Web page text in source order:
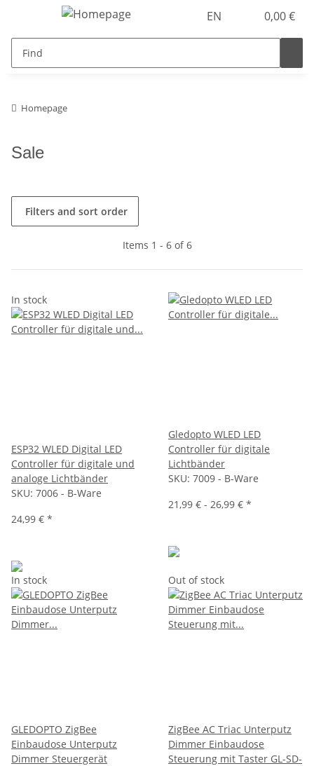
EN 0,00 €
Homepage
Sale
Filters and sort order
Items 1 - 6 of 6
In stock
ESP32 WLED Digital LED
Controller für digitale und
analoge Lichtbänder
SKU: 7006 - B-Ware
24,99 € *
Gledopto WLED LED
Controller für digitale
Lichtbänder
SKU: 7009 - B-Ware
21,99 € - 26,99 € *
In stock
GLEDOPTO ZigBee
Einbaudose Unterputz
Dimmer Steuergerät
Out of stock
ZigBee AC Triac Unterputz
Dimmer Einbaudose
Steuerung mit Taster GL-SD-